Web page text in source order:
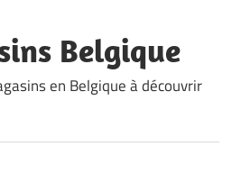
Belgique
en Belgique à découvrir